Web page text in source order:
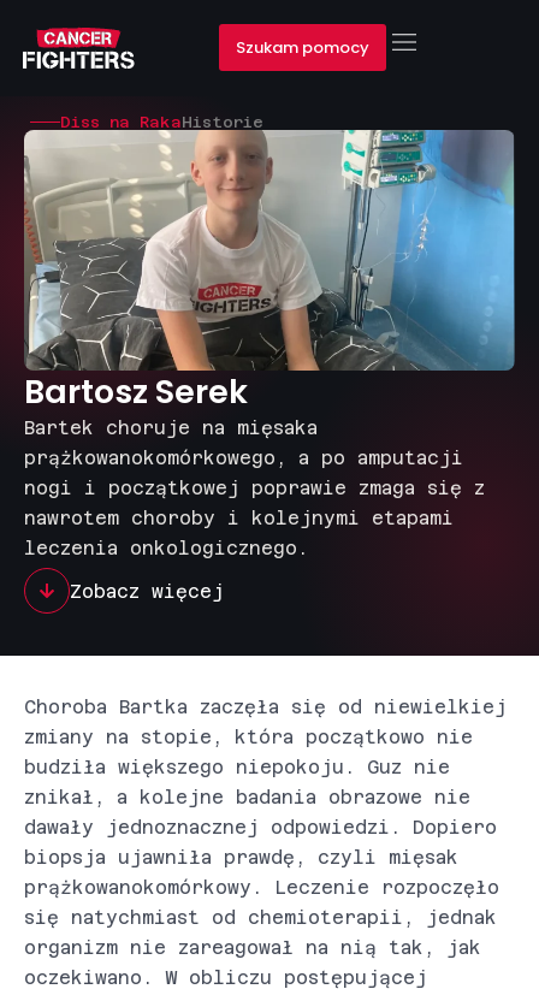
Szukam pomocy
Diss na RakaHistorie
Bartosz Serek
Bartek choruje na mięsaka
prążkowanokomórkowego, a po amputacji
nogi i początkowej poprawie zmaga się z
nawrotem choroby i kolejnymi etapami
leczenia onkologicznego.
Zobacz więcej
Choroba Bartka zaczęła się od niewielkiej
zmiany na stopie, która początkowo nie
budziła większego niepokoju. Guz nie
znikał, a kolejne badania obrazowe nie
dawały jednoznacznej odpowiedzi. Dopiero
biopsja ujawniła prawdę, czyli mięsak
prążkowanokomórkowy. Leczenie rozpoczęło
się natychmiast od chemioterapii, jednak
organizm nie zareagował na nią tak, jak
oczekiwano. W obliczu postępującej